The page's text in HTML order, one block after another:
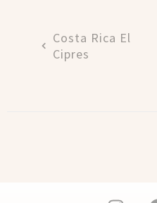
Costa Rica El
Cipres